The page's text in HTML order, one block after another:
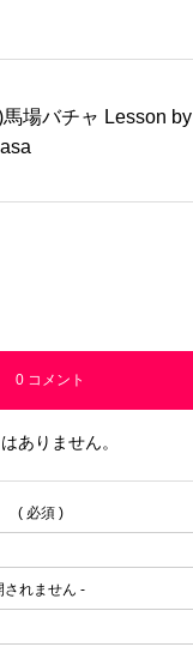
馬場バチャ Lesson by
0 コメント
ありません。
( 必須 )
されません -